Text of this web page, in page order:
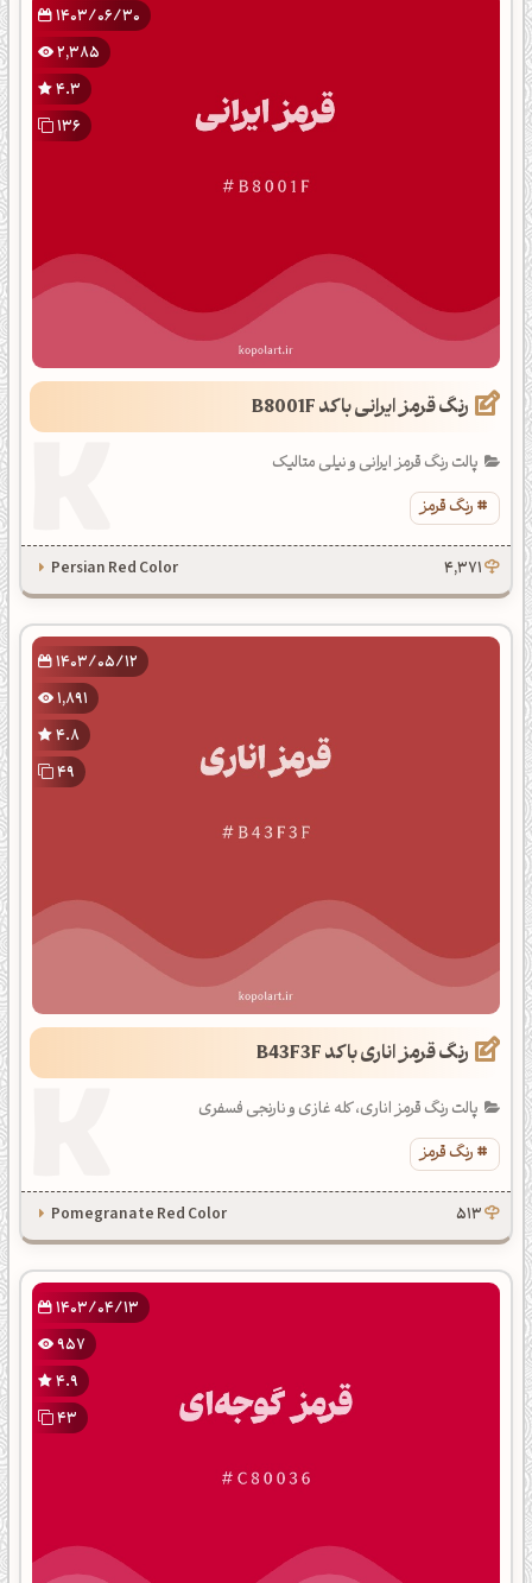
1403/06/30
2,385
4.3
136
رنگ قرمز ایرانی با کد B8001F
پالت رنگ قرمز ایرانی و نیلی متالیک
رنگ قرمز
4,371
Persian Red Color
1403/05/12
1,891
4.8
49
رنگ قرمز اناری با کد B43F3F
پالت رنگ قرمز اناری، کله غازی و نارنجی فسفری
رنگ قرمز
513
Pomegranate Red Color
1403/04/13
957
4.9
43